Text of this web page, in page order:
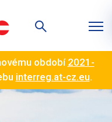
období2021-
interreg.at-cz.eu.